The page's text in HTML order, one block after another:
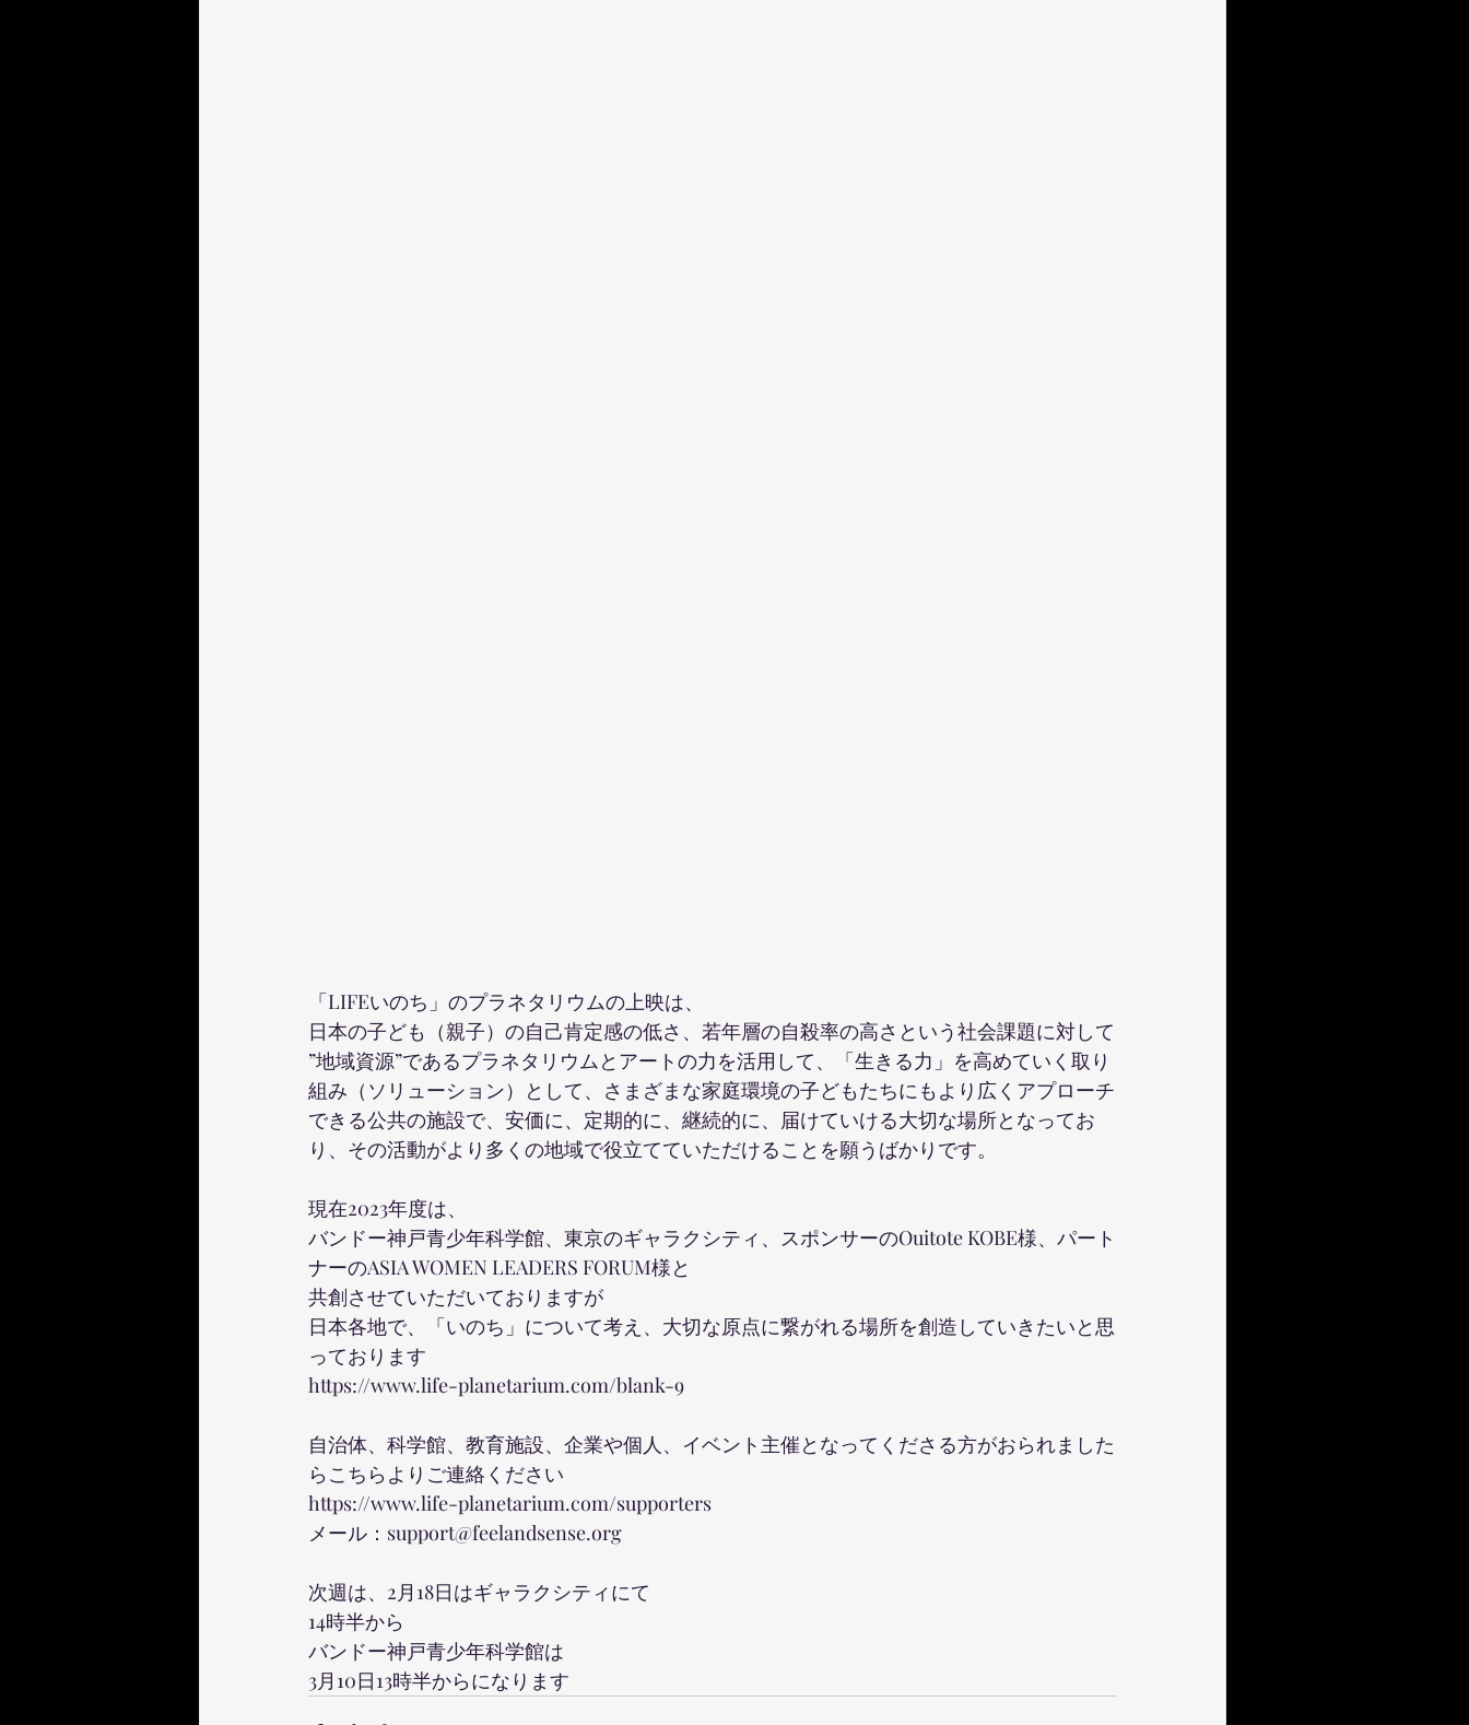
「LIFEいのち」のプラネタリウムの上映は、
日本の子ども（親子）の自己肯定感の低さ、若年層の自殺率の高さという社会課題に対して
”地域資源”であるプラネタリウムとアートの力を活用して、「生きる力」を高めていく取り
組み（ソリューション）として、さまざまな家庭環境の子どもたちにもより広くアプローチ
できる公共の施設で、安価に、定期的に、継続的に、届けていける大切な場所となってお
り、その活動がより多くの地域で役立てていただけることを願うばかりです。
現在2023年度は、
バンドー神戸青少年科学館、東京のギャラクシティ、スポンサーのOuitote KOBE様、パート
ナーのASIA WOMEN LEADERS FORUM様と
共創させていただいておりますが
日本各地で、「いのち」について考え、大切な原点に繋がれる場所を創造していきたいと思
っております
https://www.life-planetarium.com/blank-9
自治体、科学館、教育施設、企業や個人、イベント主催となってくださる方がおられました
らこちらよりご連絡ください
https://www.life-planetarium.com/supporters
メール：support@feelandsense.org
次週は、2月18日はギャラクシティにて
14時半から
バンドー神戸青少年科学館は
3月10日13時半からになります